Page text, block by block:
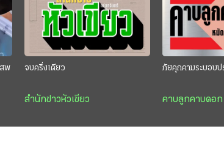
พ
จบครึ่งเดียว
สำนักข่าวหัวเขียว
ภัยคุกคามระบอบป
คาบลูกคาบดอก